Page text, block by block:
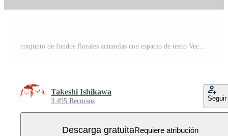
Takeshi Ishikawa
3.495 Recursos Seguir
Descarga gratuitaRequiere atribución